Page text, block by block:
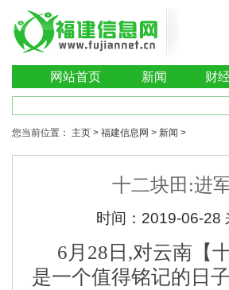
网站首页 新闻 财
您当前位置： 主页 > 福建信息网 > 新闻 >
十二块田:进
时间： 2019-06-28
6月28日,对云南【
是一个值得铭记的日